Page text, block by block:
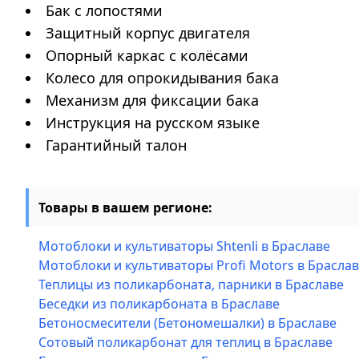
Бак с лопостями
Защитный корпус двигателя
Опорный каркас с колёсами
Колесо для опрокидывания бака
Механизм для фиксации бака
Инструкция на русском языке
Гарантийный талон
Товары в вашем регионе:
Мотоблоки и культиваторы Shtenli в Браславе
Мотоблоки и культиваторы Profi Motors в
Теплицы из поликарбоната, парники в Браславе
Беседки из поликарбоната в Браславе
Бетоносмесители (Бетономешалки) в Браславе
Сотовый поликарбонат для теплиц в Браславе